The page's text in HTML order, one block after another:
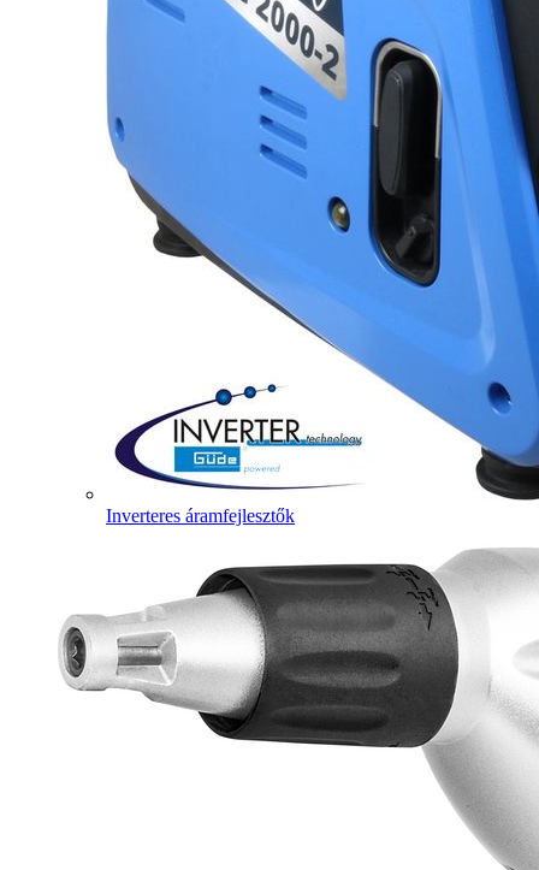
Inverteres áramfejlesztők